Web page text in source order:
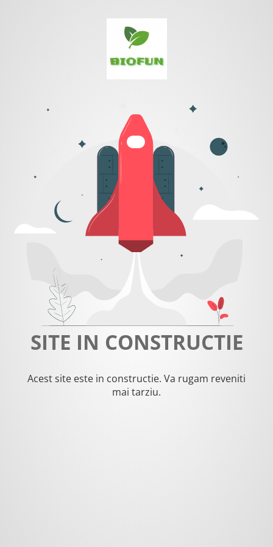
SITE IN CONSTRUCTIE
Acest site este in constructie. Va rugam reveniti
mai tarziu.